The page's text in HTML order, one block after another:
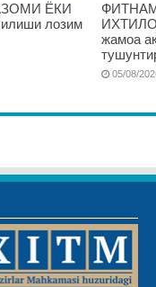
ЁКИ
лозим
жамоа
05/08/